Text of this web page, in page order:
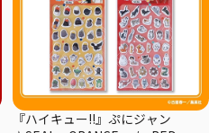
『ハイキュー!!』ぷにジャン